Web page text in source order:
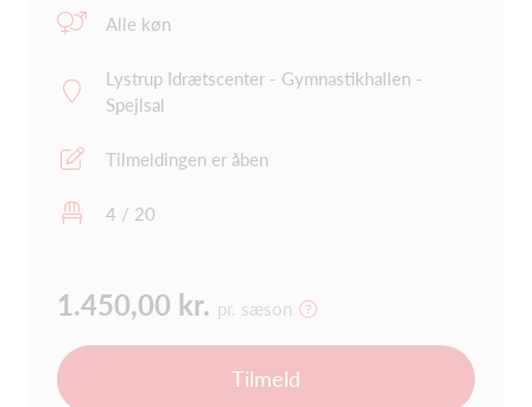
Alle køn
Lystrup Idrætscenter - Gymnastikhallen -
Spejlsal
Tilmeldingen er åben
4 / 20
1.450,00 kr. pr. sæson
Tilmeld